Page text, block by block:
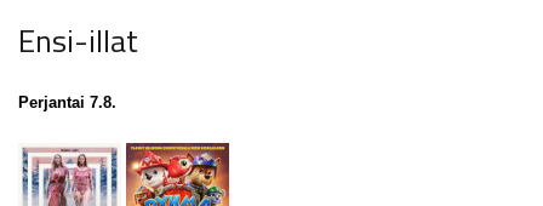
Ensi-illat
Perjantai 7.8.